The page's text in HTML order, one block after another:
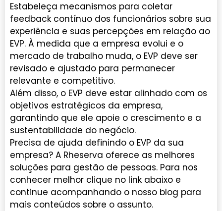
Estabeleça mecanismos para coletar
feedback contínuo dos funcionários sobre sua
experiência e suas percepções em relação ao
EVP. À medida que a empresa evolui e o
mercado de trabalho muda, o EVP deve ser
revisado e ajustado para permanecer
relevante e competitivo.
Além disso, o EVP deve estar alinhado com os
objetivos estratégicos da empresa,
garantindo que ele apoie o crescimento e a
sustentabilidade do negócio.
Precisa de ajuda definindo o EVP da sua
empresa? A Rheserva oferece as melhores
soluções para gestão de pessoas. Para nos
conhecer melhor clique no link abaixo e
continue acompanhando o nosso blog para
mais conteúdos sobre o assunto.